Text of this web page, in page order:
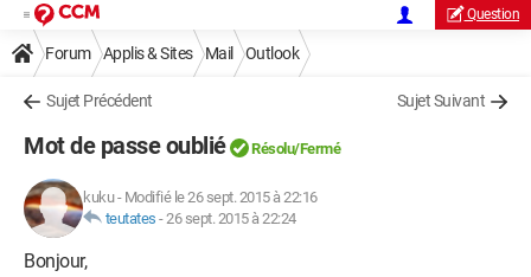
Question
Forum Applis & Sites Mail Outlook
Sujet Précédent Sujet Suivant
Mot de passe oublié Résolu/Fermé
kuku- Modifié le 26 sept. 2015 à 22:16
teutates -26 sept. 2015 à 22:24
Bonjour,